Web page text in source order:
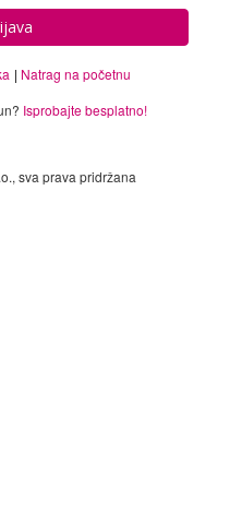
Natrag na početnu
Isprobajte besplatno!
sva prava pridržana